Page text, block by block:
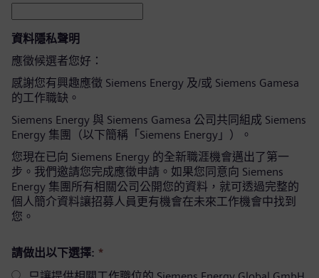
資料隱私聲明
應徵候選者您好：
感謝您有興趣應徵 Siemens Energy 及/或 Siemens Gamesa
的工作職缺。
Siemens Energy 與 Siemens Gamesa 公司共同組成 Siemens
Energy 集團（以下簡稱「Siemens Energy」）。
您現在已向 Siemens Energy 的全新職涯機會邁出了第一
步。我們邀請您完成應徵申請。如果您同意向 Siemens
Energy 集團所有相關公司公開您的資料，就可透過完整的
個人簡介資料讓招募人員更有機會在未來工作機會中找到
您。
請做出以下選擇: *